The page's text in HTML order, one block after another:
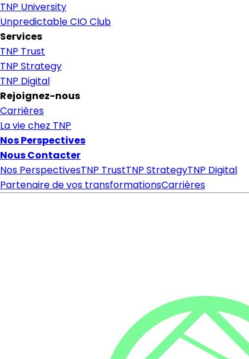
TNP University
Unpredictable CIO Club
Services
TNP Trust
TNP Strategy
TNP Digital
Rejoignez-nous
Carrières
La vie chez TNP
Nos Perspectives
Nous Contacter
Nos PerspectivesTNP TrustTNP StrategyTNP Digital
Partenaire de vos transformationsCarrières